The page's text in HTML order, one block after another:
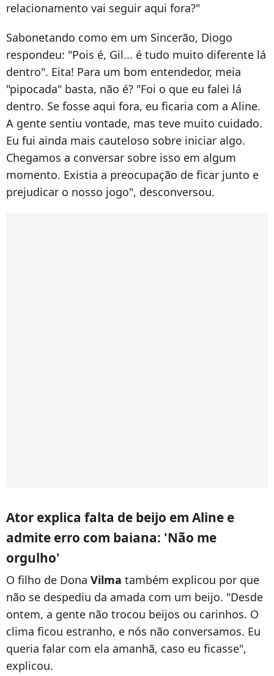
relacionamento vai seguir aqui fora?"
Sabonetando como em um Sincerão, Diogo
respondeu: "Pois é, Gil... é tudo muito diferente lá
dentro". Eita! Para um bom entendedor, meia
"pipocada" basta, não é? "Foi o que eu falei lá
dentro. Se fosse aqui fora, eu ficaria com a Aline.
A gente sentiu vontade, mas teve muito cuidado.
Eu fui ainda mais cauteloso sobre iniciar algo.
Chegamos a conversar sobre isso em algum
momento. Existia a preocupação de ficar junto e
prejudicar o nosso jogo", desconversou.
Ator explica falta de beijo em Aline e
admite erro com baiana: 'Não me
orgulho'
O filho de Dona Vilma também explicou por que
não se despediu da amada com um beijo. "Desde
ontem, a gente não trocou beijos ou carinhos. O
clima ficou estranho, e nós não conversamos. Eu
queria falar com ela amanhã, caso eu ficasse",
explicou.